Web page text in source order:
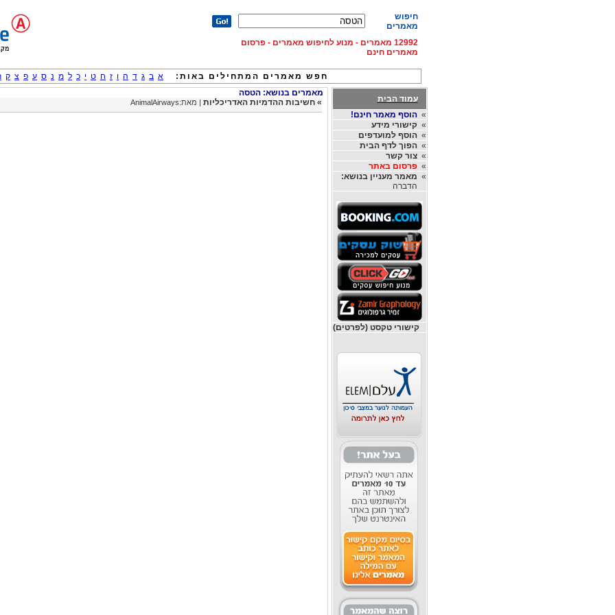
חיפוש
מאמרים
12992 מאמרים - מנוע לחיפוש מאמרים - פרסום
מאמרים חינם
חפש מאמרים המתחילים באות: א ב ג ד ה ו ז ח ט י כ ל מ נ ס ע פ צ ק
עמוד הבית
»הוסף מאמר חינם!
»קישורי מידע
»הוסף למועדפים
»הפוך לדף הבית
»צור קשר
»פרסום באתר
» מאמר מעניין בנושא:
הדברה
קישורי טקסט (לפרטים)
מאמרים בנושא: הטסה
» חשיבות ההדמיות האדריכליות | מאת:AnimalAirways